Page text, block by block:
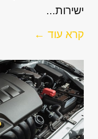
ישירות...
קרא עוד ←